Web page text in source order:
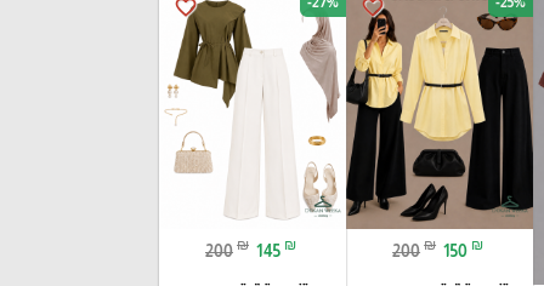
favorite_border
200 ₪ 150 ₪
favorite_border
200 ₪ 145 ₪